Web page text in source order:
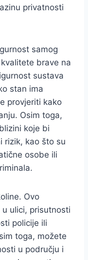
privatnosti
samog
brave na
sustava
stan ima
provjeriti kako
Osim toga,
koje bi
rizik, kao što su
osobe ili
Ovo
ulici, prisutnosti
policije ili
toga, možete
u području i